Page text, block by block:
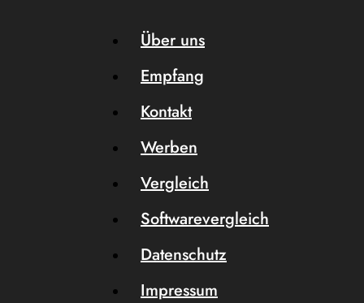
Über uns
Empfang
Kontakt
Werben
Vergleich
Softwarevergleich
Datenschutz
Impressum